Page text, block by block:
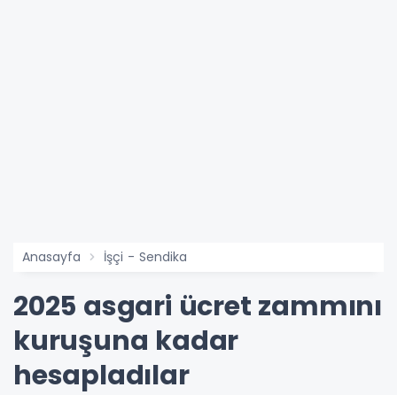
Anasayfa İşçi - Sendika
2025 asgari ücret zammını
kuruşuna kadar
hesapladılar